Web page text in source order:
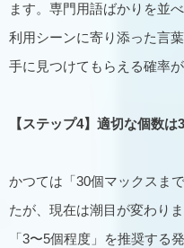
ます。専門用語ばかりを並
利用シーンに寄り添った言
手に見つけてもらえる確率が
【ステップ4】適切な個数
かつては「30個マックスま
たが、現在は潮目が変わり
「3〜5個程度」を推奨する